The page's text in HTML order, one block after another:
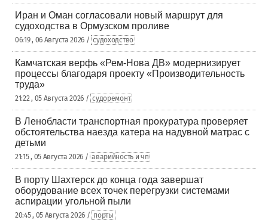
Иран и Оман согласовали новый маршрут для
судоходства в Ормузском проливе
06:19 , 06 Августа 2026 / судоходство
Камчатская верфь «Рем-Нова ДВ» модернизирует
процессы благодаря проекту «Производительность
труда»
21:22 , 05 Августа 2026 / судоремонт
В Ленобласти транспортная прокуратура проверяет
обстоятельства наезда катера на надувной матрас с
детьми
21:15 , 05 Августа 2026 / аварийность и чп
В порту Шахтерск до конца года завершат
оборудование всех точек перегрузки системами
аспирации угольной пыли
20:45 , 05 Августа 2026 / порты